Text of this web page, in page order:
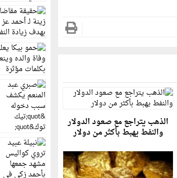
الذهب يتراجع مع صعود الدولار
والنفط يهبط بأكثر من دولار